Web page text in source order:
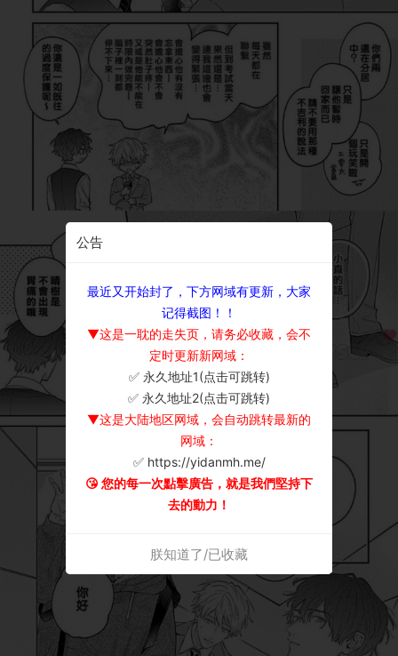
公告
最近又开始封了，下方网域有更新，大家
记得截图！！
▼这是一耽的走失页，请务必收藏，会不
定时更新新网域：
✅ 永久地址1(点击可跳转)
✅ 永久地址2(点击可跳转)
▼这是大陆地区网域，会自动跳转最新的
网域：
✅ https://yidanmh.me/
😘 您的每一次點擊廣告，就是我們堅持下
去的動力！
朕知道了/已收藏